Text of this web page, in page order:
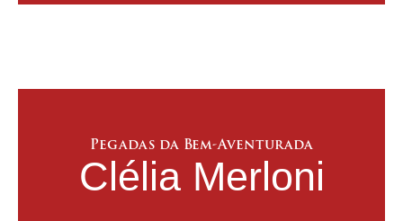
Pegadas da Bem-Aventurada
Clélia Merloni